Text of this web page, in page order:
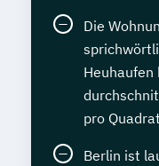
Die
Heuhaufen
pro
Berlin ist